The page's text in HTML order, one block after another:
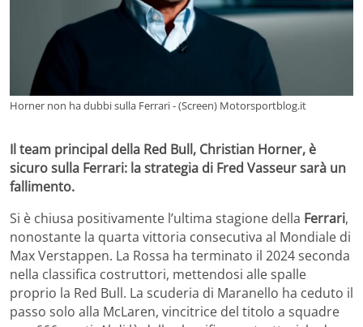
Horner non ha dubbi sulla Ferrari - (Screen) Motorsportblog.it
Il team principal della Red Bull, Christian Horner, è
sicuro sulla Ferrari: la strategia di Fred Vasseur sarà un
fallimento.
Si è chiusa positivamente l’ultima stagione della Ferrari,
nonostante la quarta vittoria consecutiva al Mondiale di
Max Verstappen. La Rossa ha terminato il 2024 seconda
nella classifica costruttori, mettendosi alle spalle
proprio la Red Bull. La scuderia di Maranello ha ceduto il
passo solo alla McLaren, vincitrice del titolo a squadre